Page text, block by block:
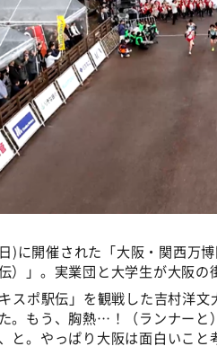
)に開催された「大阪・関西万
）」。実業団と大学生が大阪の
キスポ駅伝」を観戦した吉村洋
。もう、胸熱…！（ランナーと
と。やっぱり大阪は面白いこと